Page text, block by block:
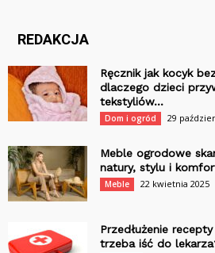
REDAKCJA
Ręcznik jak kocyk
dlaczego dzieci
tekstyliów...
Dom i ogród 29
Meble ogrodowe
natury, stylu i
Meble 22 kwietnia 2025
Przedłużenie
trzeba iść do